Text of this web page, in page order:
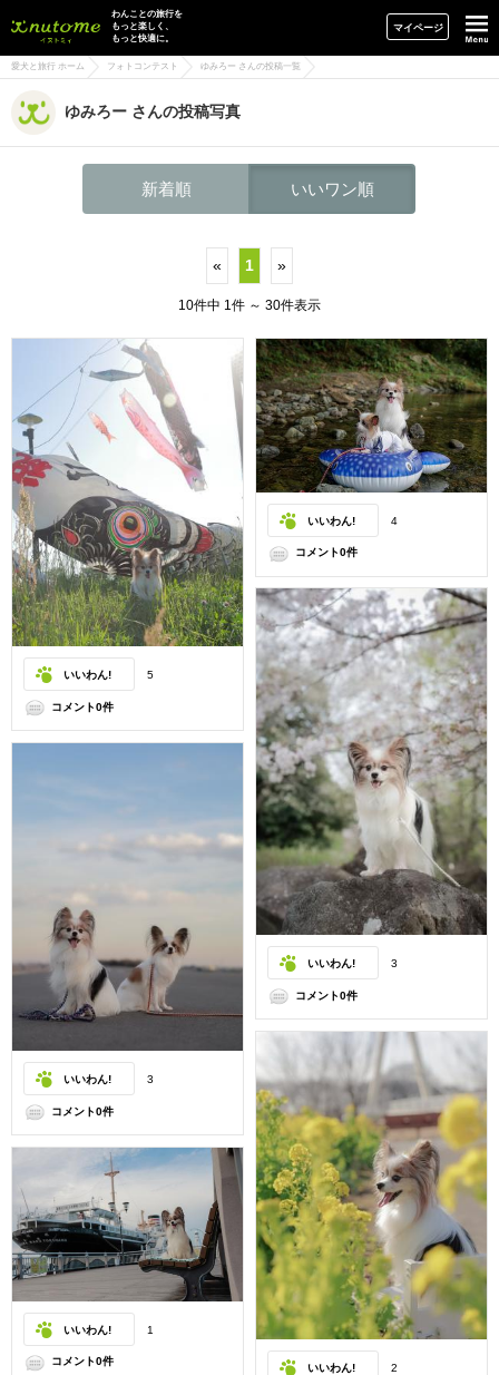
イヌトミィ
わんことの旅行を
もっと楽しく、
もっと快適に。
マイページ
愛犬と旅行 ホーム フォトコンテスト ゆみろー さんの投稿一覧
ゆみろー さんの投稿写真
新着順 いいワン順
« 1 »
10件中 1件 ～ 30件表示
いいわん! 5
コメント0件
いいわん! 4
コメント0件
いいわん! 3
コメント0件
いいわん! 3
コメント0件
いいわん! 2
いいわん! 1
コメント0件